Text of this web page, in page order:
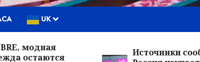
UK
Источники